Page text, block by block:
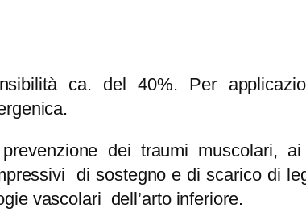
d
1
,
3
ca. del 40%. Per
dei traumi muscolari,
di sostegno e di scarico di
vascolari dell’arto inferiore.